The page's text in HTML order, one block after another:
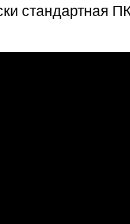
стандартная